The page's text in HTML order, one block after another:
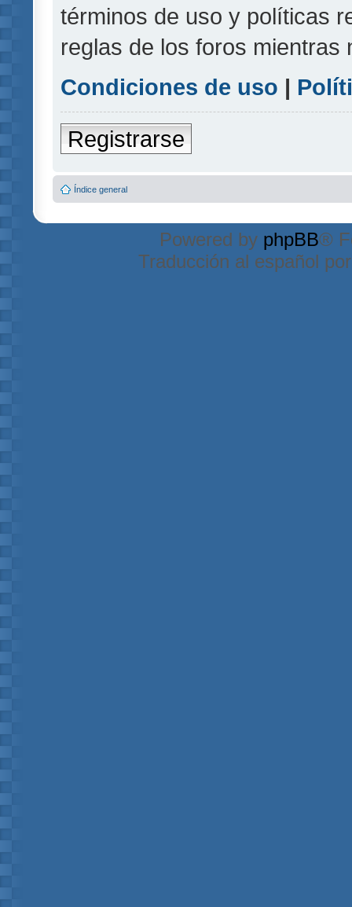
términos de uso y políticas
reglas de los foros mientras
Condiciones de uso |
Registrarse
Índice general
Powered by phpBB®
Traducción al español